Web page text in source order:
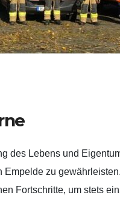
des Lebens und
zu
Fortschritte, um stets